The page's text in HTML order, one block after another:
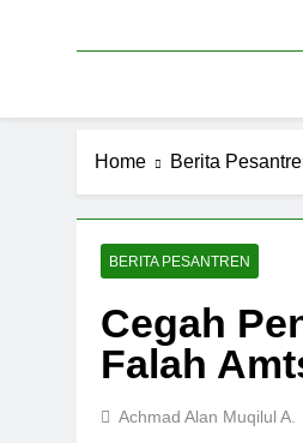
Home Berita
BERITA PESANTREN
Cegah
Falah
Achmad Alan Muqilul A.